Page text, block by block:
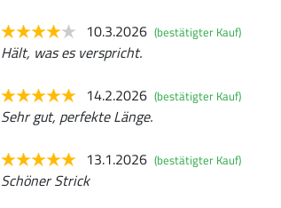
10.3.2026 (bestätigter Kauf)
Hält, was es verspricht.
14.2.2026 (bestätigter Kauf)
Sehr gut, perfekte Länge.
13.1.2026 (bestätigter Kauf)
Schöner Strick